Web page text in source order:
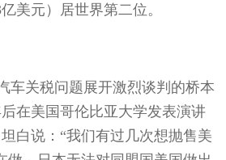
亿美元）居世界第二位。
车关税问题展开激烈谈判的桥本
在美国哥伦比亚大学发表演讲
白说：“我们有过几次想抛售美